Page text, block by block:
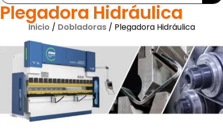
Plegadora Hidráulica
Inicio / Dobladoras/ Plegadora Hidráulica